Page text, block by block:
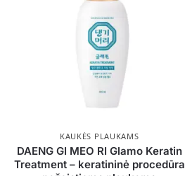
KAUKĖS PLAUKAMS
DAENG GI MEO RI Glamo Keratin
Treatment – keratininė procedūra